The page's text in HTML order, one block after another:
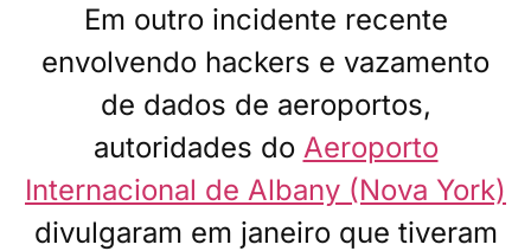
Em outro incidente recente
envolvendo hackers e vazamento
de dados de aeroportos,
autoridades do Aeroporto
Internacional de Albany (Nova York)
divulgaram em janeiro que tiveram